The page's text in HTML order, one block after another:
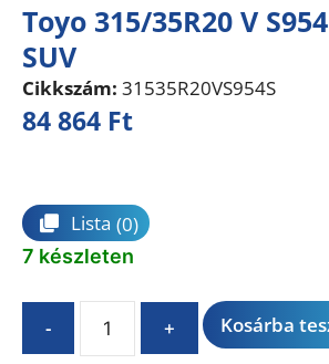
Toyo 315/35R20 V
SUV
Cikkszám: 31535R20VS954S
84 864 Ft
Lista (0)
7 készleten
- + Kosárba